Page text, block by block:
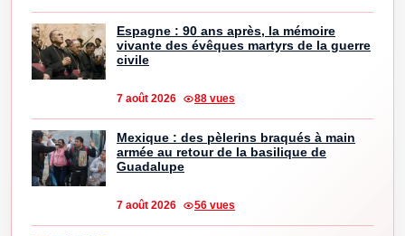
Espagne : 90 ans après, la mémoire
vivante des évêques martyrs de la guerre
civile
7 août 2026 88 vues
Mexique : des pèlerins braqués à main
armée au retour de la basilique de
Guadalupe
7 août 2026 56 vues